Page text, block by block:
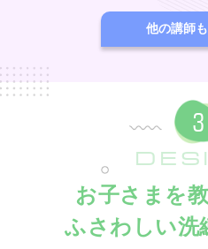
活動を行っています。即興性や場の
を「生きたもの」として捉えた演奏
正解に急ぐのではなく、その方の中
ることを大切にしています。はじめ
す。安心して、ご自身のペースで音
ます。音と出会う時間が、少しでも楽
他の講師
お子さまを
ふさわしい洗